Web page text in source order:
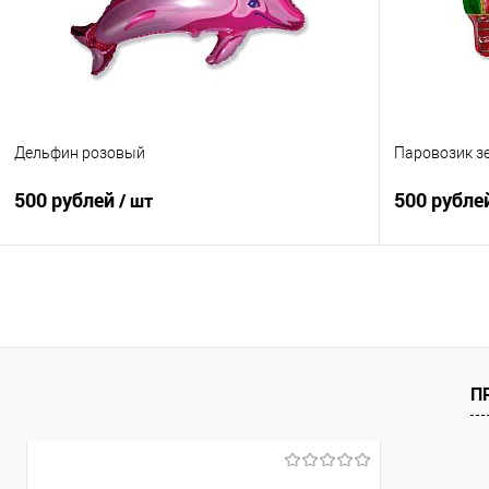
Дельфин розовый
500 рублей/ шт
Купить в 1 клик
Сравнение
Паровозик
500
Купить в 1
В